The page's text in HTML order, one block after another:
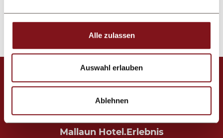
Alle zulassen
Auswahl erlauben
Ablehnen
on the basis of your consent given by sending the form.
Mallaun Hotel.Erlebnis